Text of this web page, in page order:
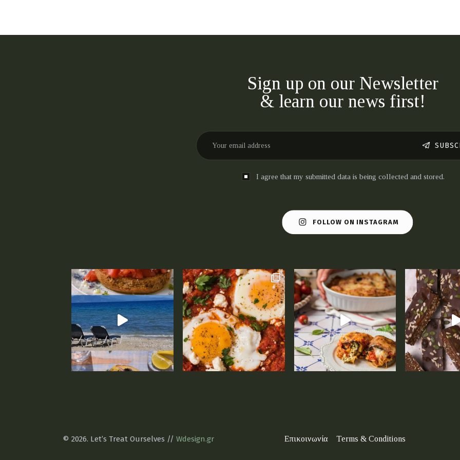
Sign up on our Newsletter
& learn our news first!
I agree that my submitted data is being collected and stored.
FOLLOW ON INSTAGRAM
© 2026. Let’s Treat Ourselves // Wdesign.gr Επικοινωνία Terms & Conditions